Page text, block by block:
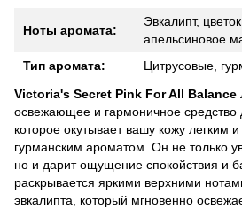
Ноты аромата:
Эвкалипт,
апельсиновое
Тип аромата:
Цитрусовые,
Victoria's Secret Pink For All Balance
освежающее и гармоничное средство
которое окутывает вашу кожу легким
гурманским ароматом. Он не только
но и дарит ощущение спокойствия и
раскрывается яркими верхними
эвкалипта, который мгновенно